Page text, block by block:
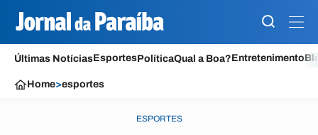
Últimas NotíciasEsportesPolíticaQual a Boa?Entretenimento
Home>esportes
ESPORTES